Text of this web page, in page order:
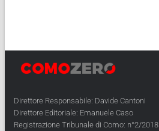
Direttore Responsabile: Davide Cantoni
Direttore Editoriale: Emanuele Caso
Registrazione Tribunale di Como: n°2/2018